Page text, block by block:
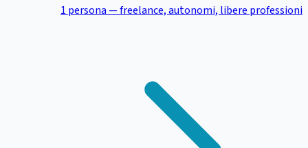
1 persona — freelance, autonomi, libere professioni